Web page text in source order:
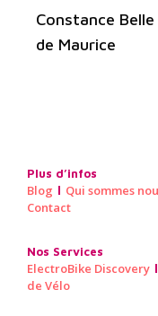
Constance
de Maurice
Plus d’infos
Blog
Qui sommes
Contact
Nos Services
ElectroBike Discovery
de Vélo